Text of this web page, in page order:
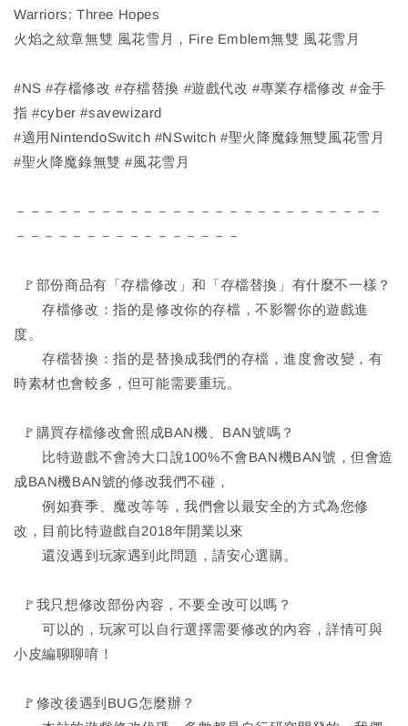
Warriors: Three Hopes
火焰之紋章無雙 風花雪月，Fire Emblem無雙 風花雪月
#NS #存檔修改 #存檔替換 #遊戲代改 #專業存檔修改 #金手
指 #cyber #savewizard
#適用NintendoSwitch #NSwitch #聖火降魔錄無雙風花雪月
#聖火降魔錄無雙 #風花雪月
－－－－－－－－－－－－－－－－－－－－－－－－－－
－－－－－－－－－－－－－－－－
🚩部份商品有「存檔修改」和「存檔替換」有什麼不一樣？
存檔修改：指的是修改你的存檔，不影響你的遊戲進
度。
存檔替換：指的是替換成我們的存檔，進度會改變，有
時素材也會較多，但可能需要重玩。
🚩購買存檔修改會照成BAN機、BAN號嗎？
比特遊戲不會誇大口說100%不會BAN機BAN號，但會造
成BAN機BAN號的修改我們不碰，
例如賽季、魔改等等，我們會以最安全的方式為您修
改，目前比特遊戲自2018年開業以來
還沒遇到玩家遇到此問題，請安心選購。
🚩我只想修改部份內容，不要全改可以嗎？
可以的，玩家可以自行選擇需要修改的內容，詳情可與
小皮編聊聊唷！
🚩修改後遇到BUG怎麼辦？